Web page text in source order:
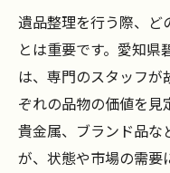
遺品整理を行う際、ど
とは重要です。愛知
は、専門のスタッフ
ぞれの品物の価値を見
貴金属、ブランド品な
が、状態や市場の需要